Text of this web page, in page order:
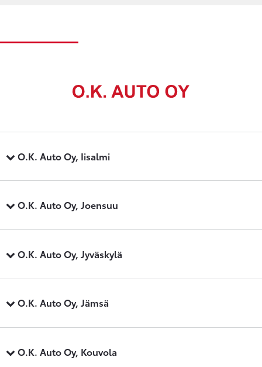
O.K. Auto Oy, Iisalmi
O.K. Auto Oy, Joensuu
O.K. Auto Oy, Jyväskylä
O.K. Auto Oy, Jämsä
O.K. Auto Oy, Kouvola